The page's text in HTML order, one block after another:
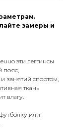
замеры и
эти леггинсы
пояс,
занятий спортом,
ткань
влагу.
или